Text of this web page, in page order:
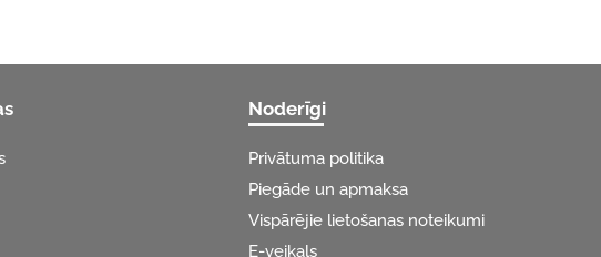
Noderīgi
Privātuma politika
Piegāde un apmaksa
Vispārējie lietošanas noteikumi
E-veikals